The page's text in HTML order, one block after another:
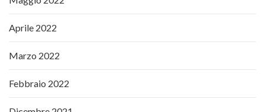
Aprile 2022
Marzo 2022
Febbraio 2022